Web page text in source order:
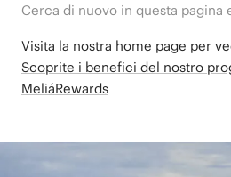
Cerca di nuovo in questa
Visita la nostra home page per
Scoprite i benefici del nostro
MeliáRewards